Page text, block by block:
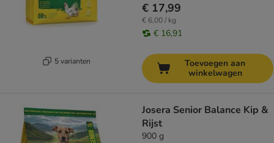
5 varianten
€ 17,99
€ 6,00 / kg
€ 16,91
Toevoegen aan
winkelwagen
Josera Senior Balance Kip &
Rijst
900 g